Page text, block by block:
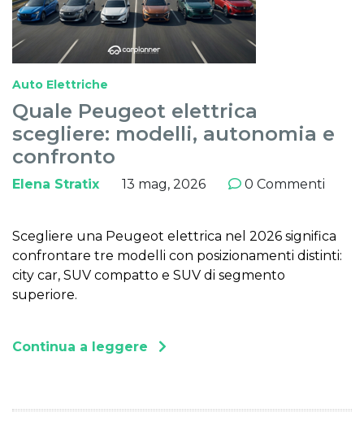
Auto Elettriche
Quale Peugeot elettrica
scegliere: modelli, autonomia e
confronto
Elena Stratix 13 mag, 2026 0 Commenti
Scegliere una Peugeot elettrica nel 2026 significa
confrontare tre modelli con posizionamenti distinti:
city car, SUV compatto e SUV di segmento
superiore.
Continua a leggere